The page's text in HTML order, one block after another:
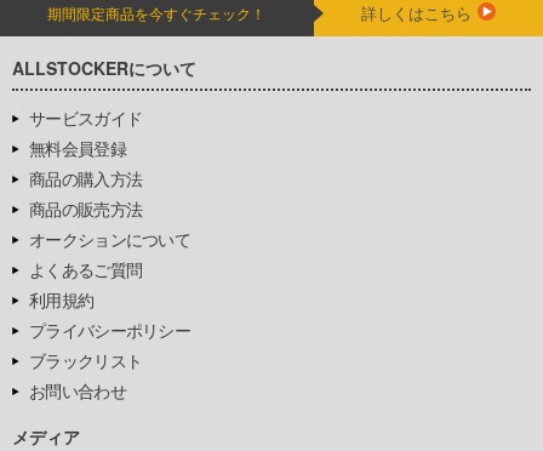
期間限定商品を今すぐチェック！ 詳しくはこちら
ALLSTOCKERについて
サービスガイド
無料会員登録
商品の購入方法
商品の販売方法
オークションについて
よくあるご質問
利用規約
プライバシーポリシー
ブラックリスト
お問い合わせ
メディア